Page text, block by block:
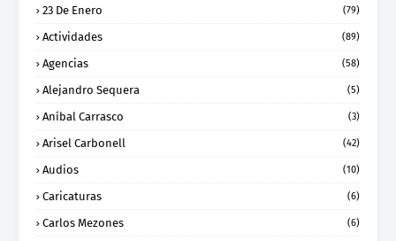
23 De Enero (79)
Actividades (89)
Agencias (58)
Alejandro Sequera (5)
Aníbal Carrasco (3)
Arisel Carbonell (42)
Audios (10)
Caricaturas (6)
Carlos Mezones (6)